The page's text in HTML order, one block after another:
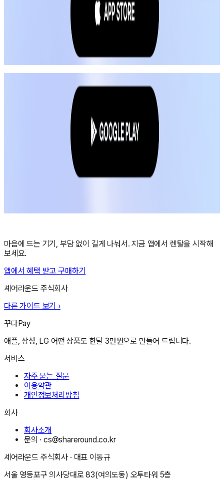
마음에 드는 기기, 부담 없이 길게 나눠서. 지금 앱에서 렌탈을 시작해
보세요.
앱에서 혜택 받고 구매하기
셰어라운드 주식회사
다른 가이드 보기 ›
꾸다Pay
애플, 삼성, LG 어떤 상품도 한달 3만원으로 만들어 드립니다.
서비스
자주 묻는 질문
이용약관
개인정보처리방침
회사
회사소개
문의 ·cs@shareround.co.kr
셰어라운드 주식회사 · 대표 이동규
서울 영등포구 의사당대로 83(여의도동) 오투타워 5층